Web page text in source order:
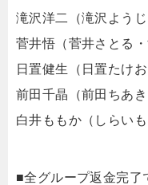
滝沢洋二（滝沢よう
菅井悟（菅井さとる・
日置健生（日置たけ
前田千晶（前田ちあき
白井ももか（しらいも
■全グループ返金完了